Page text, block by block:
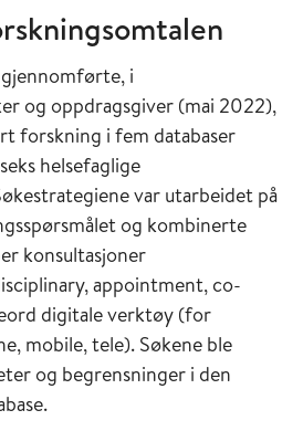
i
og oppdragsgiver (mai 2022),
forskning i fem databaser
helsefaglige
var utarbeidet på
og kombinerte
konsultasjoner
appointment, co-
digitale verktøy (for
mobile, tele). Søkene ble
og begrensninger i den